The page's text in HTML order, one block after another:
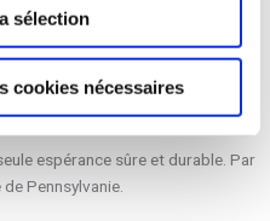
sélection
cookies nécessaires
espérance sûre et durable. Par
Pennsylvanie.